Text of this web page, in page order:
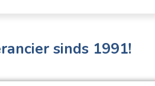
sinds 1991!